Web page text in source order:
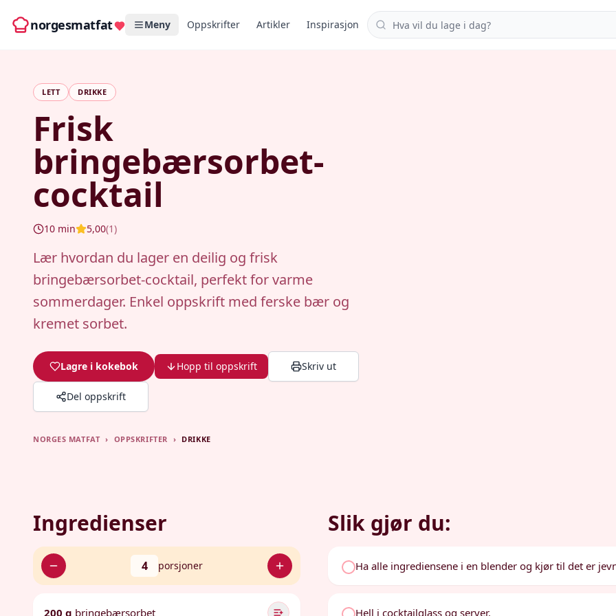
norgesmatfat Meny Oppskrifter Artikler Inspirasjon Søk i oppskrifter
LETT DRIKKE
Frisk
bringebærsorbet-
cocktail
10 min 5,00(1)
Lær hvordan du lager en deilig og frisk
bringebærsorbet-cocktail, perfekt for varme
sommerdager. Enkel oppskrift med ferske bær og
kremet sorbet.
Lagre i kokebok Hopp til oppskrift Skriv ut
Del oppskrift
NORGES MATFAT › OPPSKRIFTER › DRIKKE
Ingredienser
4 porsjoner
200 g bringebærsorbet
Slik gjør du:
Ha alle ingrediensene i en blender og kjør til det er
Hell i cocktailglass og server.